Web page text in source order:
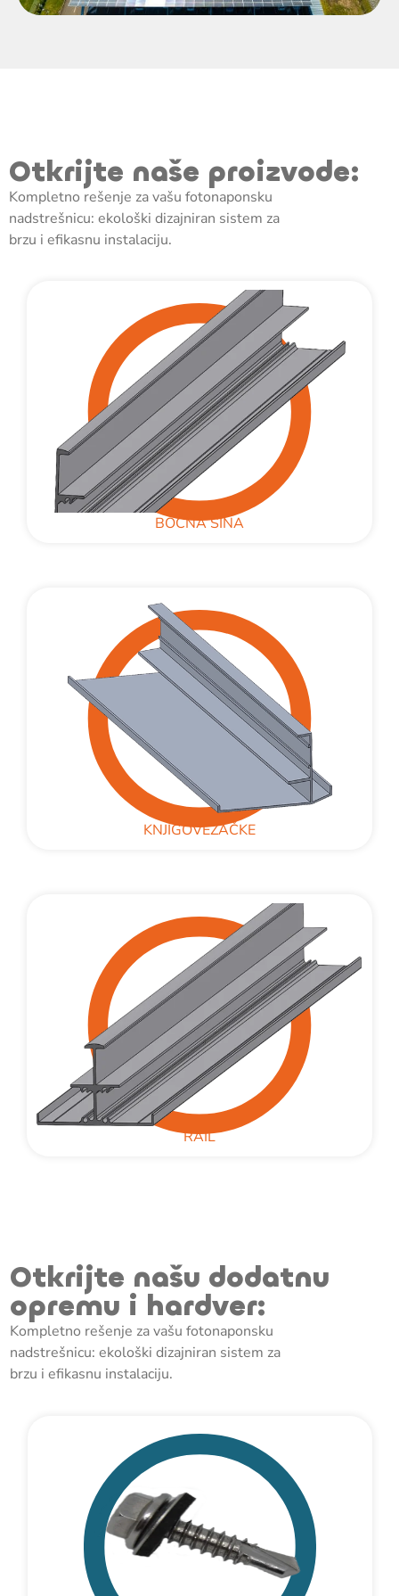
Otkrijte naše proizvode:
Kompletno rešenje za vašu fotonaponsku
nadstrešnicu: ekološki dizajniran sistem za
brzu i efikasnu instalaciju.
BOČNA ŠINA
KNJIGOVEZAČKE
RAIL
Otkrijte našu dodatnu
opremu i hardver:
Kompletno rešenje za vašu fotonaponsku
nadstrešnicu: ekološki dizajniran sistem za
brzu i efikasnu instalaciju.